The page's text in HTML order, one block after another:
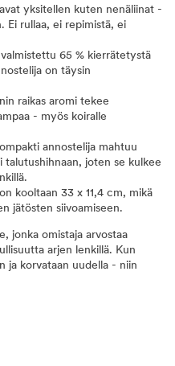
yksitellen kuten nenäliinat -
Ei rullaa, ei repimistä, ei
valmistettu 65 % kierrätetystä
on täysin
raikas aromi tekee
- myös koiralle
annostelija mahtuu
joten se kulkee
kooltaan 33 x 11,4 cm, mikä
jätösten siivoamiseen.
jonka omistaja arvostaa
arjen lenkillä. Kun
ja korvataan uudella - niin